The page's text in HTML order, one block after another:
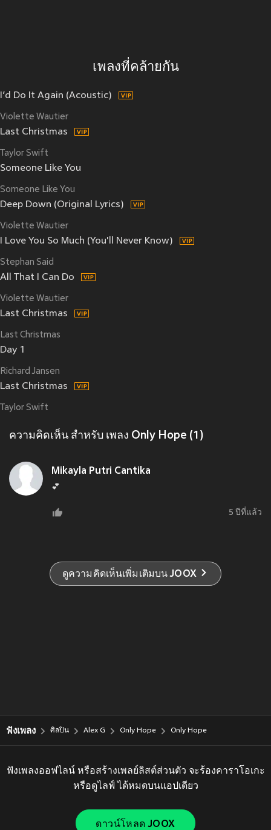
เพลงที่คล้ายกัน
I’d Do It Again (Acoustic)
Violette Wautier
Last Christmas
Taylor Swift
Someone Like You
Someone Like You
Deep Down (Original Lyrics)
Violette Wautier
I Love You So Much (You'll Never Know)
Stephan Said
All That I Can Do
Violette Wautier
Last Christmas
Last Christmas
Day 1
Richard Jansen
Last Christmas
Taylor Swift
ความคิดเห็น สำหรับ เพลง Only Hope (1)
Mikayla Putri Cantika
💕
5 ปีที่แล้ว
ดูความคิดเห็นเพิ่มเติมบน JOOX
ฟังเพลง ศิลปิน Alex G Only Hope Only Hope
ฟังเพลงออฟไลน์ หรือสร้างเพลย์ลิสต์ส่วนตัว จะร้องคาราโอเกะ
หรือดูไลฟ์ ได้หมดบนแอปเดียว
ดาวน์โหลด JOOX